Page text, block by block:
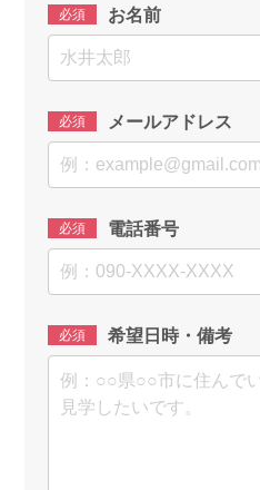
必須 お名前
必須 メールアドレス
必須 電話番号
必須 希望日時・備考